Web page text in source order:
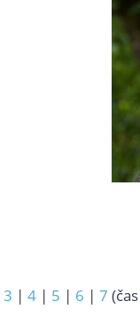
3 | 4 | 5 | 6 | 7